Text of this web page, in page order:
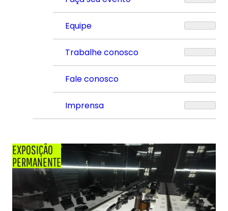
Equipe
Trabalhe conosco
Fale conosco
Imprensa
EXPOSIÇÃO
PERMANENTE